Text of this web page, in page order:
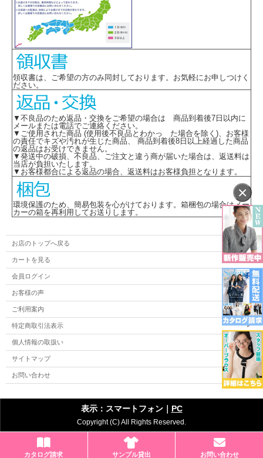
×
領収書は、ご希望の方のみ同封しております。お気軽にお申しつけく
ださい。
▼不良品のため返品・交換をご希望の場合は 商品到着後7日以内に
メールまたは電話でご連絡ください。
▼ご使用された商品 (使用後不良品とわかっ た場合を除く)、お客様
の責任でキズや汚れが生じた商品、 商品到着後8日以上経過した商品
の返品はお受けできません。
▼発送中の破損、不良品、ご注文と違う商が届いた場合は、返送料は
当店が負担いたします。
▼お客様都合による返品の場合、返送料はお客様負担となります。
環境保護のため、簡易包装を心がけております。箱梱包の場合はメー
カーの箱を再利用してお送りします。
カタログ請求 サンプル貸出 お問い合わせ
お店のトップへ戻る
カートを見る
会員ログイン
お客様の声
ご利用案内
特定商取引法表示
個人情報の取扱い
サイトマップ
お問い合わせ
表示：スマートフォン｜ PC
Copyright (C) All Rights Reserved.